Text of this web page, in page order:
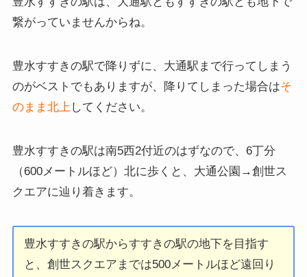
繋がっていませんからね。
豊水すすきの駅で降りずに、大通駅まで行ってしまう
のがベストでもありますが、降りてしまった場合はそ
のまま北上 してください。
豊水すすきの駅は南5西2付近のはずなので、6丁分
（600メートルほど）北に歩くと、大通公園→創世ス
クエアに辿り着きます。
豊水すすきの駅からすすきの駅の地下を目指す
と、創世スクエアまでは500メートルほど遠回り